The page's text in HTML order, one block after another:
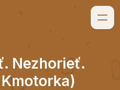
Nezhorieť.